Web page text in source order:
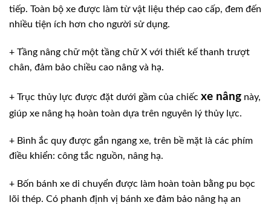
tiếp. Toàn bộ xe được làm từ vật liệu thép cao cấp, đem đến
nhiều tiện ích hơn cho người sử dụng.
+ Tầng nâng chữ một tầng chữ X với thiết kế thanh trượt
chân, đảm bảo chiều cao nâng và hạ.
+ Trục thủy lực được đặt dưới gầm của chiếc xe nâng này,
giúp xe nâng hạ hoàn toàn dựa trên nguyên lý thủy lực.
+ Bình ắc quy được gắn ngang xe, trên bề mặt là các phím
điều khiển: công tắc nguồn, nâng hạ.
+ Bốn bánh xe di chuyển được làm hoàn toàn bằng pu bọc
lõi thép. Có phanh định vị bánh xe đảm bảo nâng hạ an